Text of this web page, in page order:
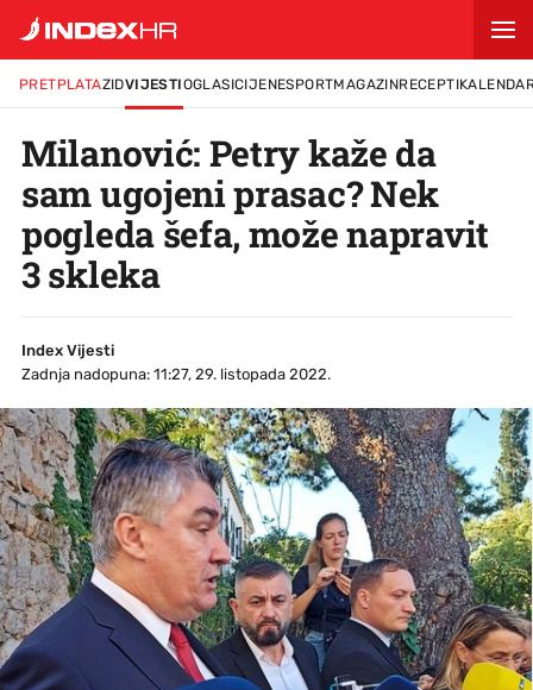
PRETPLATAZIDVIJESTIOGLASICIJENESPORTMAGAZINRECEPTI
Milanović: Petry kaže da
sam ugojeni prasac? Nek
pogleda šefa, može napravit
3 skleka
Index Vijesti
Zadnja nadopuna: 11:27, 29. listopada 2022.